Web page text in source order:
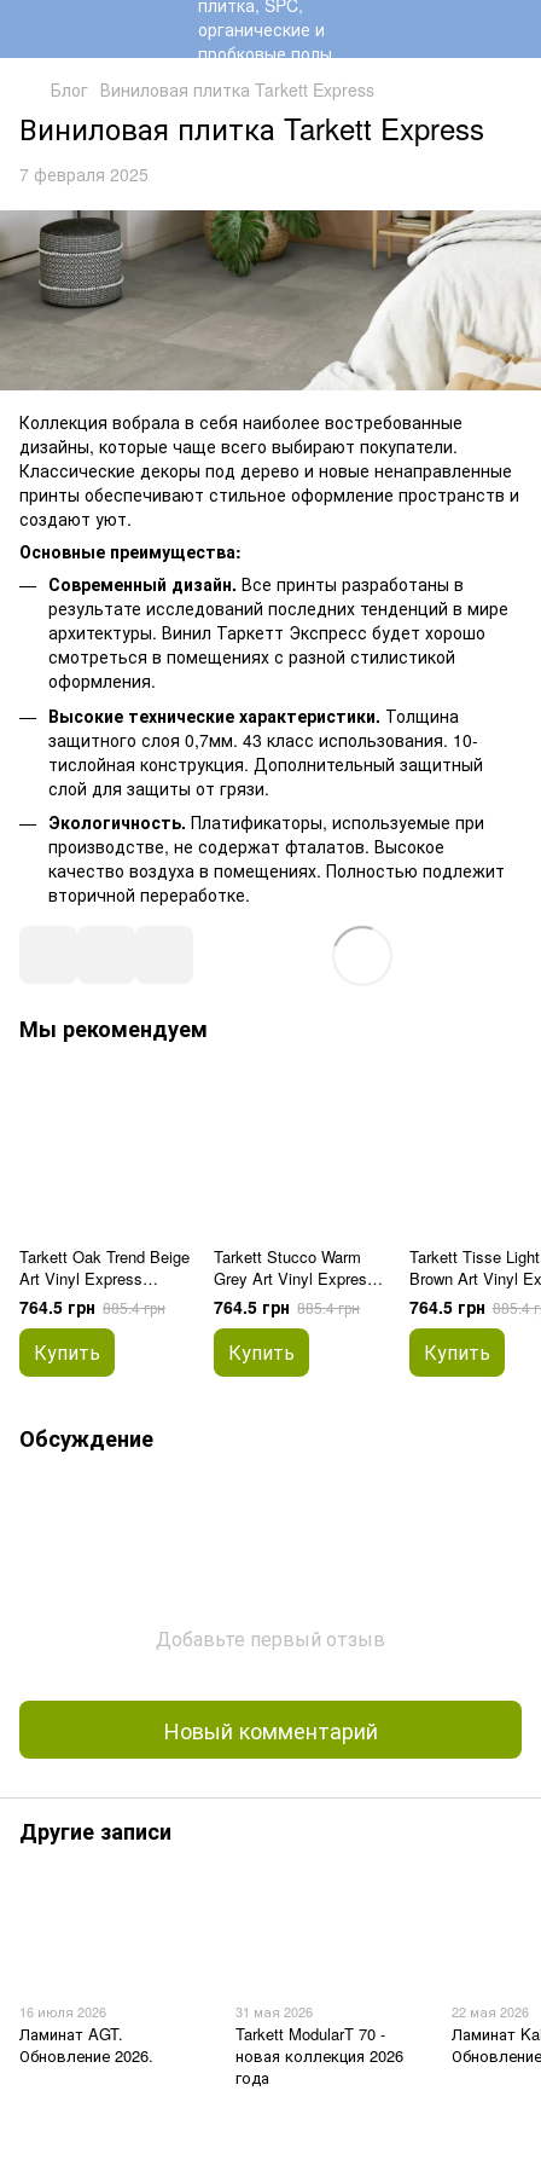
Блог Виниловая плитка Tarkett Express
Виниловая плитка Tarkett Express
7 февраля 2025
Коллекция вобрала в себя наиболее востребованные
дизайны, которые чаще всего выбирают покупатели.
Классические декоры под дерево и новые ненаправленные
принты обеспечивают стильное оформление пространств и
создают уют.
Основные преимущества:
Современный дизайн. Все принты разработаны в
результате исследований последних тенденций в мире
архитектуры. Винил Таркетт Экспресс будет хорошо
смотреться в помещениях с разной стилистикой
оформления.
Высокие технические характеристики. Толщина
защитного слоя 0,7мм. 43 класс использования. 10-
тислойная конструкция. Дополнительный защитный
слой для защиты от грязи.
Экологичность. Платификаторы, используемые при
производстве, не содержат фталатов. Высокое
качество воздуха в помещениях. Полностью подлежит
вторичной переработке.
Мы рекомендуем
Tarkett Oak Trend Beige
Art Vinyl Express
257067003 клеевая
виниловая плитка
764.5 грн 885.4 грн
Купить
Tarkett Stucco Warm
Grey Art Vinyl Express
257068001 клеевая
виниловая плитка
764.5 грн 885.4 грн
Купить
Tarkett Tisse Light
Brown Art Vinyl
257068002
виниловая
764.5 грн 885.4
Купить
Обсуждение
Добавьте первый отзыв
Новый комментарий
Другие записи
16 июля 2026
Ламинат AGT.
Обновление 2026.
31 мая 2026
Tarkett ModularT 70 -
новая коллекция 2026
года
22 мая 2026
Ламинат